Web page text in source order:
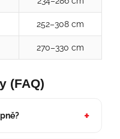
252–308 cm
270–330 cm
(FAQ)